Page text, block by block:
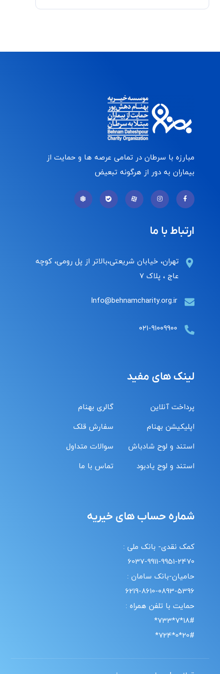
مبارزه با سرطان در تمامی عرصه ها و حمایت از
بیماران به دور از هرگونه تبعیض
ارتباط با ما
تهران، خیابان شریعتی،بالاتر از پل رومی، کوچه
عاج ، پلاک ۷
Info@behnamcharity.org.ir
۰۲۱-۹۱۰۰۹۹۰۰
لینک های مفید
پرداخت آنلاین
اپلیکیشن بهنام
استند و لوح شادباش
استند و لوح یادبود
گالری بهنام
سفارش قلک
سوالات متداول
تماس با ما
شماره حساب های خیریه
کمک نقدی- بانک ملی :
6037-9911-9951-2470
حامیان-بانک سامان :
6219-8610-0893-5396
حمایت با تلفن همراه :
18#*7*733*
20#*0*724*